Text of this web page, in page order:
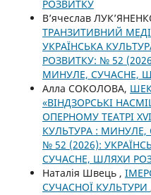
РОЗВИТКУ
В’ячеслав
ТРАНЗИТИВНИЙ
УКРАЇНСЬКА
РОЗВИТКУ: № 52
МИНУЛЕ, СУЧАСНЕ,
Алла СОКОЛОВА,
«ВІНДЗОРСЬКІ
ОПЕРНОМУ ТЕАТРІ
КУЛЬТУРА :
№ 52 (2026):
СУЧАСНЕ, ШЛЯХИ
Наталія Швець ,
СУЧАСНОЇ КУЛЬТУРИ